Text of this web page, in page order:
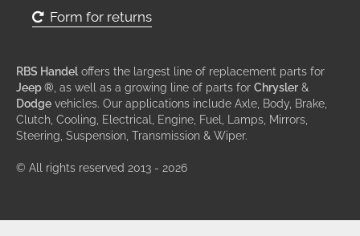
Form for returns
RBS Handel offers the largest line of replacement parts for
Jeep ® , as well as a growing line of parts for Chrysler &
Dodge vehicles. Our applications include Axle, Body, Brake,
Clutch, Cooling, Electrical, Engine, Fuel, Lamps, Mirrors,
Steering, Suspension, Transmission & Wiper.
© All rights reserved 2013 - 2026